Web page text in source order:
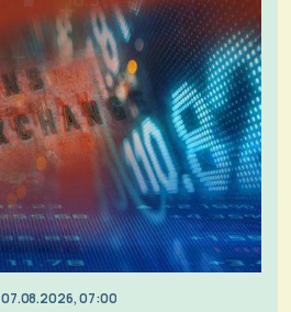
07.08.2026, 07:00